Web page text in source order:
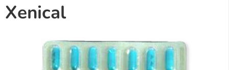
Xenical